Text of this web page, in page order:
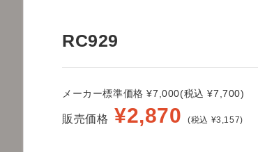
RC929
メーカー標準価格 ¥7,000(税込 ¥7,700)
販売価格 ¥2,870 (税込 ¥3,157)